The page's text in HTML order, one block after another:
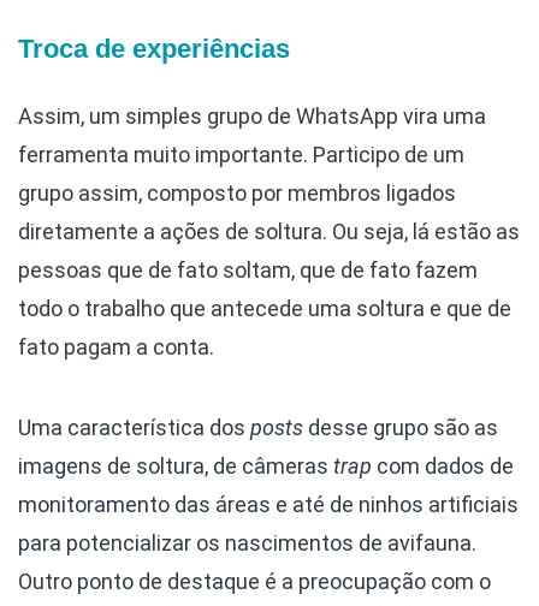
Troca de experiências
Assim, um simples grupo de WhatsApp vira uma
ferramenta muito importante. Participo de um
grupo assim, composto por membros ligados
diretamente a ações de soltura. Ou seja, lá estão as
pessoas que de fato soltam, que de fato fazem
todo o trabalho que antecede uma soltura e que de
fato pagam a conta.
Uma característica dos posts desse grupo são as
imagens de soltura, de câmeras trap com dados de
monitoramento das áreas e até de ninhos artificiais
para potencializar os nascimentos de avifauna.
Outro ponto de destaque é a preocupação com o